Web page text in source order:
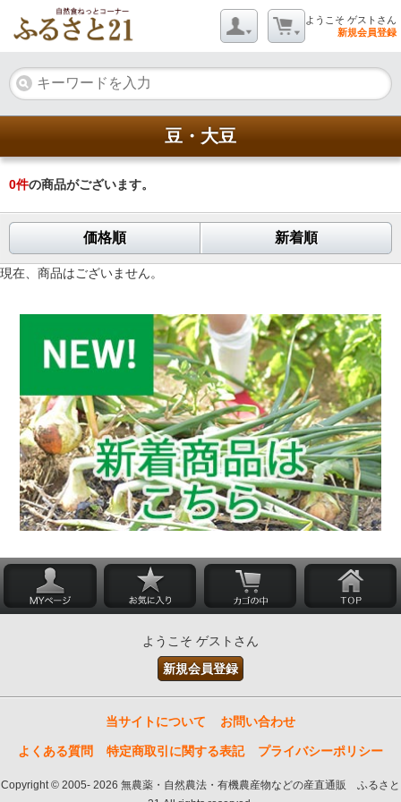
ようこそ ゲストさん
新規会員登録
豆・大豆
0件の商品がございます。
価格順 新着順
現在、商品はございません。
ようこそ ゲストさん
新規会員登録
当サイトについて お問い合わせ
よくある質問 特定商取引に関する表記 プライバシーポリシー
Copyright © 2005- 2026 無農薬・自然農法・有機農産物などの産直通販 ふるさと